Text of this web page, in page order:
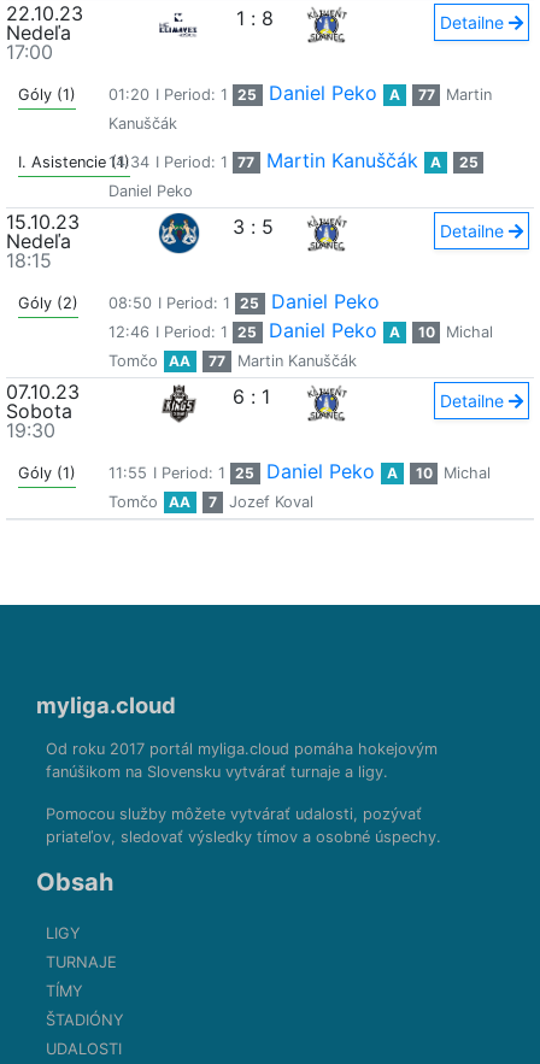
22.10.23
Nedeľa
17:00
1 : 8 Detailne
Góly (1) 01:20 I Period: 1 25 Daniel Peko A 77
Martin
Kanuščák
I. Asistencie (1)14:34 I Period: 1 77 Martin Kanuščák A
25
Daniel Peko
15.10.23
Nedeľa
18:15
3 : 5 Detailne
Góly (2) 08:50 I Period: 1 25 Daniel Peko
12:46 I Period: 1 25 Daniel Peko A 10
Michal
Tomčo
AA 77 Martin Kanuščák
07.10.23
Sobota
19:30
6 : 1 Detailne
Góly (1) 11:55 I Period: 1 25 Daniel Peko A 10
Michal
Tomčo
AA 7 Jozef Koval
myliga.cloud
Od roku 2017 portál myliga.cloud pomáha hokejovým
fanúšikom na Slovensku vytvárať turnaje a ligy.
Pomocou služby môžete vytvárať udalosti, pozývať
priateľov, sledovať výsledky tímov a osobné úspechy.
Obsah
LIGY
TURNAJE
TÍMY
ŠTADIÓNY
UDALOSTI